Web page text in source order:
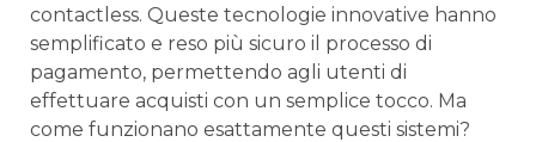
contactless.⁣ Queste⁢ tecnologie innovative ⁤hanno
semplificato e reso più sicuro ‌il processo di
pagamento, permettendo agli utenti di
effettuare acquisti ⁢con un semplice tocco. Ma
come ⁤funzionano esattamente questi sistemi?